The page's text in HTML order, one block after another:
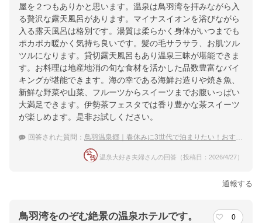
屋を２つもありかと思います。温泉は鳥羽湾を拝みながら入
る贅沢な露天風呂があります。マイナスイオンを浴びながら
入る露天風呂は格別です。湯質は柔らかく身体がいつまでも
ポカポカ暖かく気持ち良いです。髪の毛サラサラ、お肌ツル
ツルになります。貸切露天風呂もあり温泉三昧が堪能できま
す。お料理は地産地消の旬な食材を活かした品数豊富なバイ
キングが堪能できます。海の幸である海鮮お造りや焼き魚、
新鮮な野菜や山菜、フルーツからスイーツまでお腹いっぱい
大満足できます。伊勢茶フェスタでは香り豊かな茶スイーツ
が楽しめます。是非お試しください。
回答された質問： 鳥羽温泉郷｜春休みに3世代で泊まりたい！おすすめの宿は？
温泉大好き夫婦さんの回答（投稿日：2026/4/27）
通報する
鳥羽湾をのぞむ絶景の温泉ホテルです。 0